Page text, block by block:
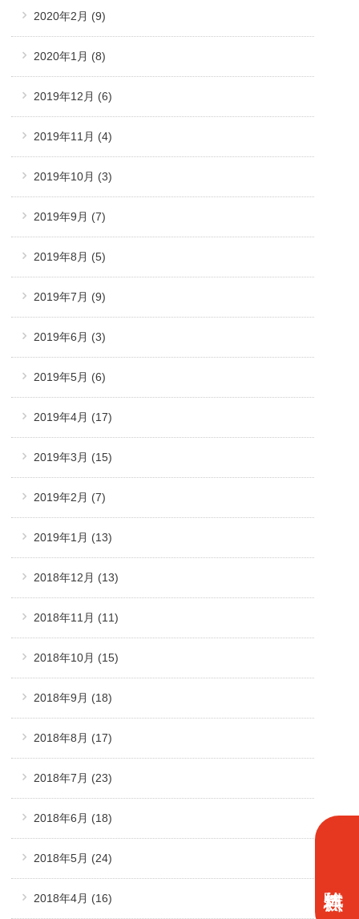
2020年2月 (9)
2020年1月 (8)
2019年12月 (6)
2019年11月 (4)
2019年10月 (3)
2019年9月 (7)
2019年8月 (5)
2019年7月 (9)
2019年6月 (3)
2019年5月 (6)
2019年4月 (17)
2019年3月 (15)
2019年2月 (7)
2019年1月 (13)
2018年12月 (13)
2018年11月 (11)
2018年10月 (15)
2018年9月 (18)
2018年8月 (17)
2018年7月 (23)
2018年6月 (18)
2018年5月 (24)
2018年4月 (16)